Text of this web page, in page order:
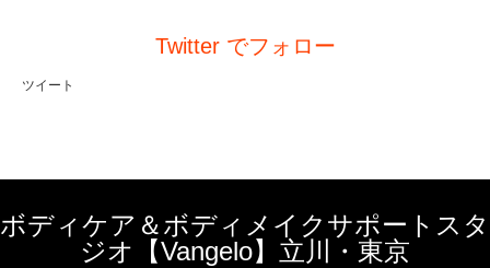
Twitter でフォロー
ツイート
ボディケア＆ボディメイクサポートスタ
ジオ【Vangelo】立川・東京